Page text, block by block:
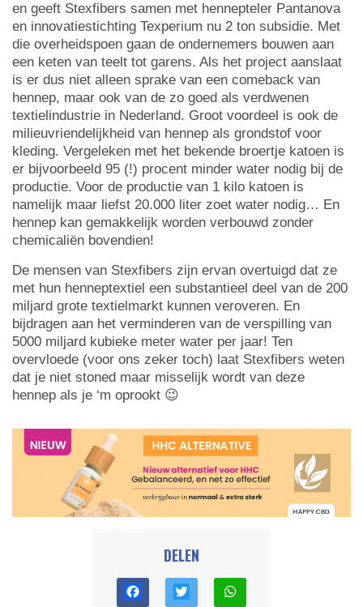
en geeft Stexfibers samen met hennepteler Pantanova
en innovatiestichting Texperium nu 2 ton subsidie. Met
die overheidspoen gaan de ondernemers bouwen aan
een keten van teelt tot garens. Als het project aanslaat
is er dus niet alleen sprake van een comeback van
hennep, maar ook van de zo goed als verdwenen
textielindustrie in Nederland. Groot voordeel is ook de
milieuvriendelijkheid van hennep als grondstof voor
kleding. Vergeleken met het bekende broertje katoen is
er bijvoorbeeld 95 (!) procent minder water nodig bij de
productie. Voor de productie van 1 kilo katoen is
namelijk maar liefst 20.000 liter zoet water nodig… En
hennep kan gemakkelijk worden verbouwd zonder
chemicaliën bovendien!
De mensen van Stexfibers zijn ervan overtuigd dat ze
met hun henneptextiel een substantieel deel van de 200
miljard grote textielmarkt kunnen veroveren. En
bijdragen aan het verminderen van de verspilling van
5000 miljard kubieke meter water per jaar! Ten
overvloede (voor ons zeker toch) laat Stexfibers weten
dat je niet stoned maar misselijk wordt van deze
hennep als je ‘m oprookt 😉
DELEN